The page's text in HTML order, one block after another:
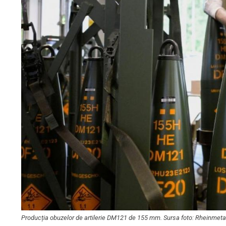
Producția obuzelor de artilerie DM121 de 155 mm. Sursa foto: